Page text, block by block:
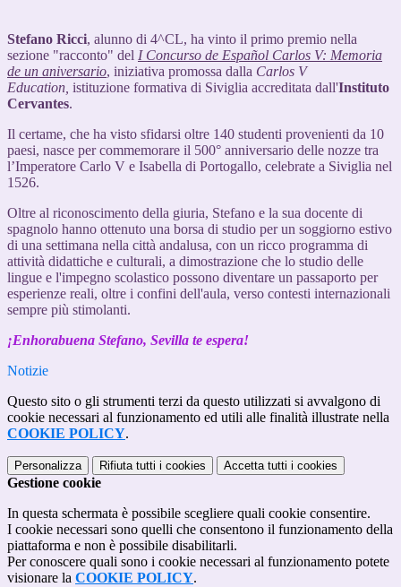
Stefano Ricci, alunno di 4^CL, ha vinto il primo premio nella
sezione "racconto" del I Concurso de Español Carlos V: Memoria
de un aniversario, iniziativa promossa dalla Carlos V
Education, istituzione formativa di Siviglia accreditata dall'Instituto
Cervantes.
Il certame, che ha visto sfidarsi oltre 140 studenti provenienti da 10
paesi, nasce per commemorare il 500° anniversario delle nozze tra
l’Imperatore Carlo V e Isabella di Portogallo, celebrate a Siviglia nel
1526.
Oltre al riconoscimento della giuria, Stefano e la sua docente di
spagnolo hanno ottenuto una borsa di studio per un soggiorno estivo
di una settimana nella città andalusa, con un ricco programma di
attività didattiche e culturali, a dimostrazione che lo studio delle
lingue e l'impegno scolastico possono diventare un passaporto per
esperienze reali, oltre i confini dell'aula, verso contesti internazionali
sempre più stimolanti.
¡Enhorabuena Stefano, Sevilla te espera!
Notizie
Questo sito o gli strumenti terzi da questo utilizzati si avvalgono di
cookie necessari al funzionamento ed utili alle finalità illustrate nella
COOKIE POLICY.
Personalizza Rifiuta tutti i cookies Accetta tutti i cookies
Gestione cookie
In questa schermata è possibile scegliere quali cookie consentire.
I cookie necessari sono quelli che consentono il funzionamento della
piattaforma e non è possibile disabilitarli.
Per conoscere quali sono i cookie necessari al funzionamento potete
visionare la COOKIE POLICY.